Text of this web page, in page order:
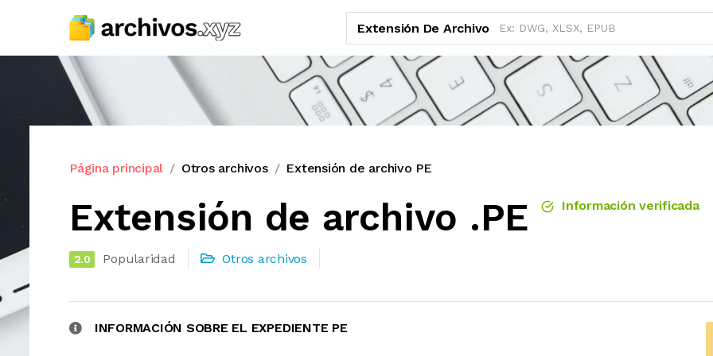
Extensión De Archivo
Página principal Otros archivos Extensión de archivo PE
Extensión de archivo .PE Información verificada
2.0 Popularidad Otros archivos
INFORMACIÓN SOBRE EL EXPEDIENTE PE